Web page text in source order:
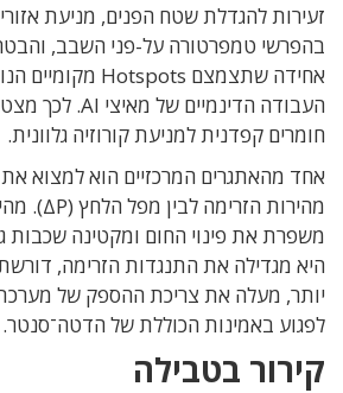
זעירות להגדלת שטח הפנים, מניעת
בהפרשי טמפרטורה על-פני השבב,
אחידה שתצמצם Hotspots מקומיים
העבודה הדינמיים של מאיצי AI. לכך
חומרים קפדנית למניעת קורוזיה גלוונית.
אחד מהאתגרים המרכזיים הוא למצוא את
מהירות הזרימה לבין מפל הלחץ (ΔP).
משפרת את פינוי החום ומקטינה שכבות
היא מגדילה את התנגדות הזרימה,
יותר, מעלה את צריכת ההספק של מערכת
לפגוע באמינות הכוללת של הדטה־סנטר.
קירור בטבילה